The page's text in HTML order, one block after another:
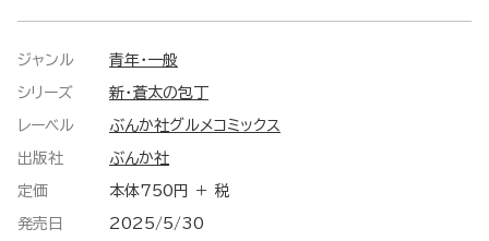
ジャンル 青年・一般
シリーズ 新・蒼太の包丁
レーベル ぶんか社グルメコミックス
出版社 ぶんか社
定価 本体750円 ＋ 税
発売日 2025/5/30